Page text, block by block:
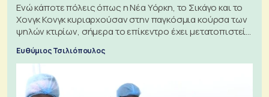
Ενώ κάποτε πόλεις όπως η Νέα Υόρκη, το Σικάγο και το
Χονγκ Κονγκ κυριαρχούσαν στην παγκόσμια κούρσα των
ψηλών κτιρίων, σήμερα το επίκεντρο έχει μετατοπιστεί
Ευθύμιος Τσιλιόπουλος